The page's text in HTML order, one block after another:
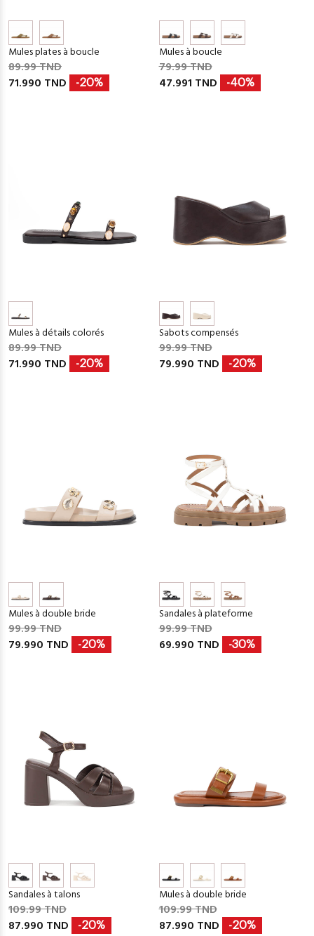
Mules plates à boucle
89.99 TND
71.990 TND
-20%
Mules à boucle
79.99 TND
47.991 TND
-40%
Mules à détails colorés
89.99 TND
71.990 TND
-20%
Sabots compensés
99.99 TND
79.990 TND
-20%
Mules à double bride
99.99 TND
79.990 TND
-20%
Sandales à plateforme
99.99 TND
69.990 TND
-30%
Sandales à talons
109.99 TND
87.990 TND
-20%
Mules à double bride
109.99 TND
87.990 TND
-20%